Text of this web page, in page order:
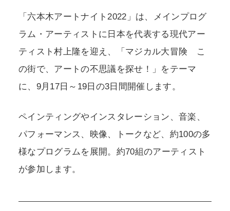
「六本木アートナイト2022」は、メインプログ
ラム・アーティストに日本を代表する現代アー
ティスト村上隆を迎え、「マジカル大冒険 こ
の街で、アートの不思議を探せ！」をテーマ
に、9月17日～19日の3日間開催します。
ペインティングやインスタレーション、音楽、
パフォーマンス、映像、トークなど、約100の多
様なプログラムを展開。約70組のアーティスト
が参加します。